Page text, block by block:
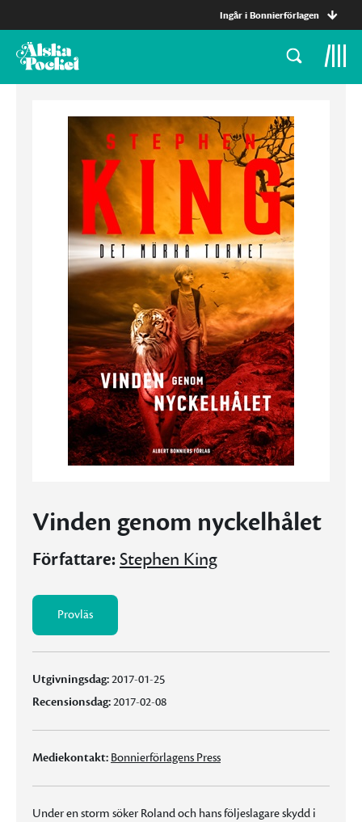
Ingår i Bonnierförlagen
Vinden genom nyckelhålet
Författare:Stephen King
Provläs
Utgivningsdag:2017-01-25
Recensionsdag:2017-02-08
Mediekontakt: Bonnierförlagens Press
Under en storm söker Roland och hans följeslagare skydd i